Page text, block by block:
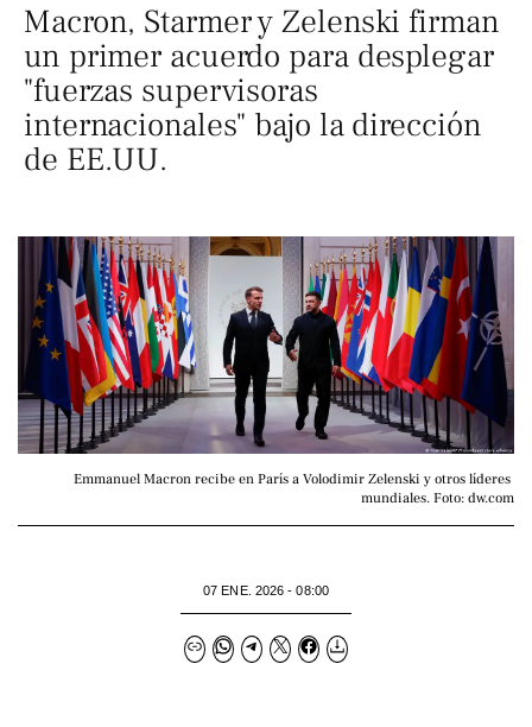
Macron, Starmer y Zelenski firman
un primer acuerdo para desplegar
"fuerzas supervisoras
internacionales" bajo la dirección
de EE.UU.
Emmanuel Macron recibe en París a Volodimir Zelenski y otros líderes
mundiales. Foto: dw.com
07 ENE. 2026 - 08:00